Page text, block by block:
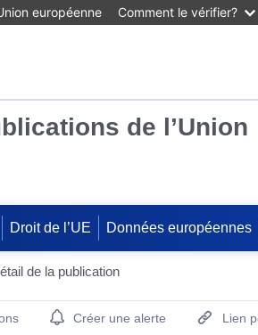
européenne Comment le vérifier?
de l’Union
Droit de l’UE Données européennes
de la publication
Actions Portlet
Créer une alerte Lien